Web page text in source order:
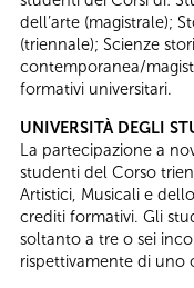
dell’arte (magistrale);
(triennale); Scienze
contemporanea/
formativi universitari.
UNIVERSITÀ DEGLI
La partecipazione a
studenti del Corso
Artistici, Musicali e
crediti formativi. Gli
soltanto a tre o sei
rispettivamente di uno